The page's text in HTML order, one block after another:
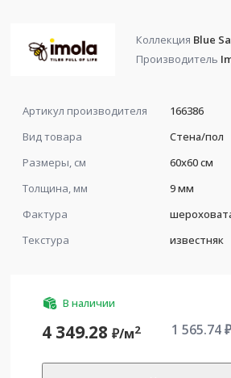
Коллекция Blue
Производитель
Артикул производителя
166386
Вид товара
Стена/пол
Размеры, см
60x60 см
Толщина, мм
9 мм
Фактура
Текстура
известняк
В наличии
4 349.28 ₽/м2 1 565.74